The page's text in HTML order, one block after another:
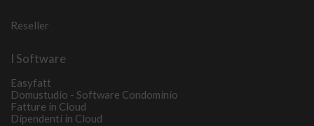
Reseller
I Software
Easyfatt
Domustudio - Software Condominio
Fatture in Cloud
Dipendenti in Cloud